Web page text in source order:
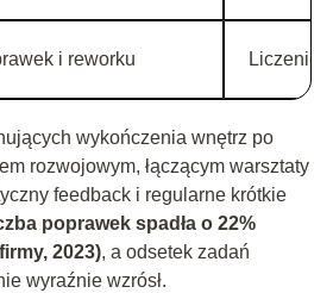
i reworku Liczenie
wykończenia wnętrz po
rozwojowym, łączącym warsztaty
feedback i regularne krótkie
poprawek spadła o 22%
2023), a odsetek zadań
wyraźnie wzrósł.